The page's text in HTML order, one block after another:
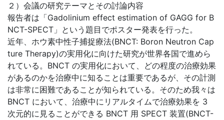
２）会議の研究テーマとその討論内容
報告者は「Gadolinium effect estimation of GAGG for B
NCT-SPECT」という題目でポスター発表を行った。
近年、ホウ素中性子捕捉療法(BNCT: Boron Neutron Cap
ture Therapy)の実用化に向けた研究が世界各国で進めら
れている。BNCT の実用化において、どの程度の治療効果
があるのかを治療中に知ることは重要であるが、その計測
は非常に困難であることが知られている。そのため我々は
BNCT において、治療中にリアルタイムで治療効果を 3
次元的に見ることができる BNCT 用 SPECT 装置(BNCT-